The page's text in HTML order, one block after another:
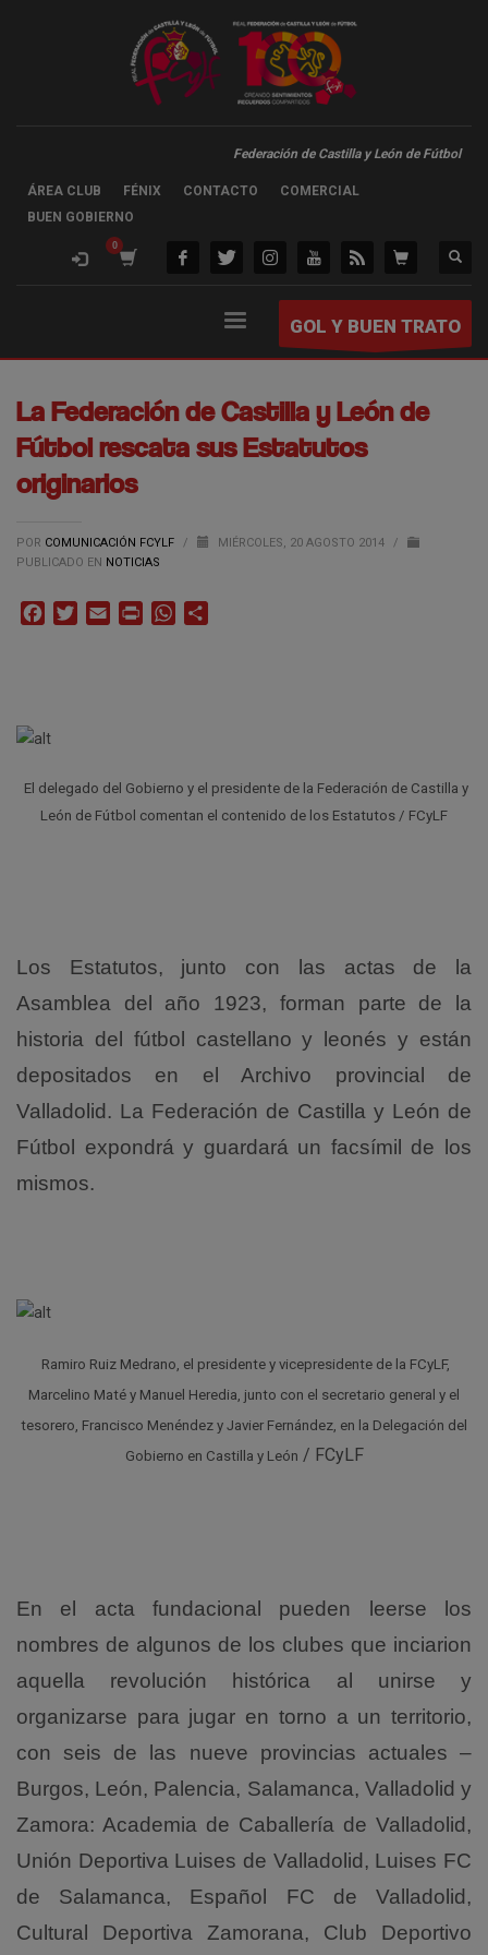
Federación de Castilla y León de Fútbol
ÁREA CLUB FÉNIX CONTACTO
COMERCIAL
BUEN GOBIERNO
GOL Y BUEN TRATO
La Federación de Castilla y León de
Fútbol rescata sus Estatutos
originarios
POR COMUNICACIÓN FCYLF / MIÉRCOLES, 20 AGOSTO 2014
/
PUBLICADO EN NOTICIAS
FacebookTwitterEmail Print WhatsApp
El delegado del Gobierno y el presidente de la Federación de Castilla y
León de Fútbol comentan el contenido de los Estatutos / FCyLF
Los Estatutos, junto con las actas de la
Asamblea del año 1923, forman parte de la
historia del fútbol castellano y leonés y están
depositados en el Archivo provincial de
Valladolid. La Federación de Castilla y León de
Fútbol expondrá y guardará un facsímil de los
mismos.
Ramiro Ruiz Medrano, el presidente y vicepresidente de la FCyLF,
Marcelino Maté y Manuel Heredia, junto con el secretario general y el
tesorero, Francisco Menéndez y Javier Fernández, en la Delegación del
Gobierno en Castilla y León / FCyLF
En el acta fundacional pueden leerse los
nombres de algunos de los clubes que inciarion
aquella revolución histórica al unirse y
organizarse para jugar en torno a un territorio,
con seis de las nueve provincias actuales –
Burgos, León, Palencia, Salamanca, Valladolid y
Zamora: Academia de Caballería de Valladolid,
Unión Deportiva Luises de Valladolid, Luises FC
de Salamanca, Español FC de Valladolid,
Cultural Deportiva Zamorana, Club Deportivo